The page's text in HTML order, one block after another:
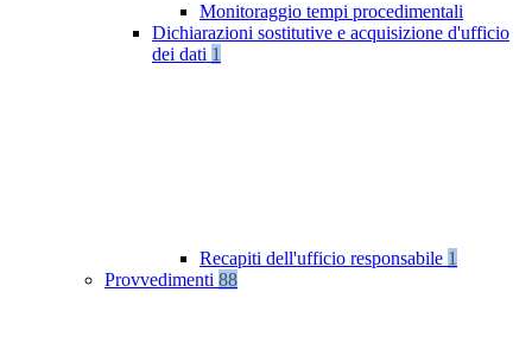
Monitoraggio tempi procedimentali
Dichiarazioni sostitutive e acquisizione d'ufficio
dei dati 1
Recapiti dell'ufficio responsabile 1
Provvedimenti 88